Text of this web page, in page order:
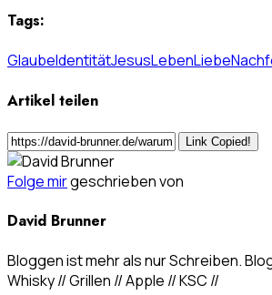
Tags:
GlaubeIdentitätJesusLebenLiebe
Artikel teilen
Link Copied!
Folge mirgeschrieben von
David Brunner
Bloggen ist mehr als nur Schreiben.
Whisky // Grillen // Apple // KSC //